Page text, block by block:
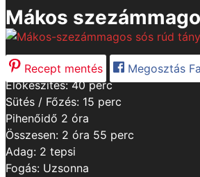
Mákos
Recept mentés
Megosztás
Előkészítés:40minutes
perc
Sütés / Főzés: 15 minutes
perc
Pihenőidő 2 hours
óra
Összesen: 2 hours
óra 55 minutes
perc
Adag: 2 tepsi
Fogás: Uzsonna